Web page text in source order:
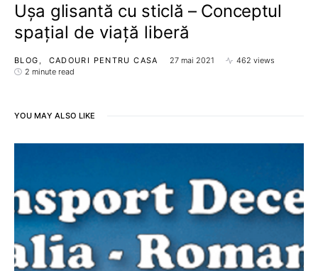
Ușa glisantă cu sticlă – Conceptul
spaţial de viață liberă
BLOG CADOURI PENTRU CASA 27 mai 2021
462 views
2 minute read
YOU MAY ALSO LIKE